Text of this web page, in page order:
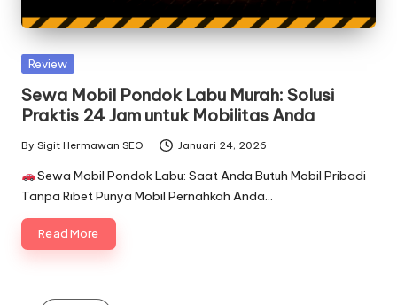
Posted
Review
Sewa Mobil Pondok Labu Murah: Solusi
Praktis 24 Jam untuk Mobilitas Anda
Posted
by
By Sigit Hermawan SEO Januari 24, 2026
Sewa Mobil Pondok Labu: Saat Anda Butuh Mobil Pribadi
Tanpa Ribet Punya Mobil Pernahkah Anda…
Read More